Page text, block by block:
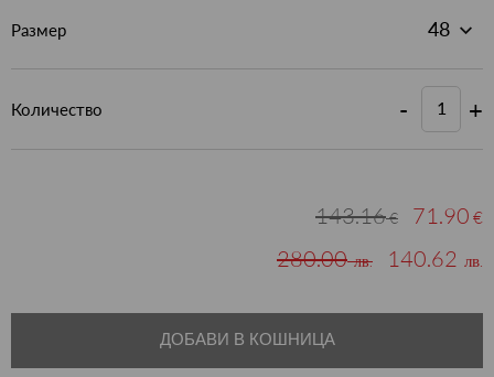
Размер
Количество - +
143.16€ 71.90 €
280.00лв. 140.62 лв.
ДОБАВИ В КОШНИЦА